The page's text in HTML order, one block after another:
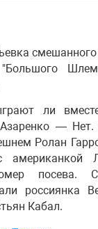
ли
—
Ролан
американкой
посева.
россиянка
Кабал.